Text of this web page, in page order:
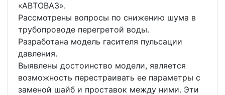
«АВТОВАЗ».
Рассмотрены вопросы по снижению шума в
трубопроводе перегретой воды.
Разработана модель гасителя пульсации
давления.
Выявлены достоинство модели, является
возможность перестраивать ее параметры с
заменой шайб и проставок между ними. Эти